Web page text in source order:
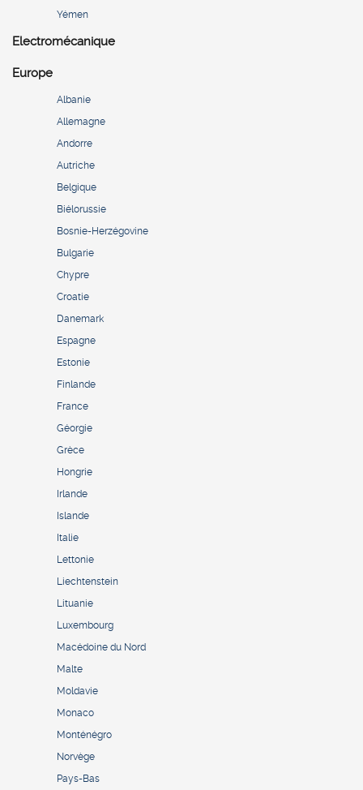
Yémen
Electromécanique
Europe
Albanie
Allemagne
Andorre
Autriche
Belgique
Biélorussie
Bosnie-Herzégovine
Bulgarie
Chypre
Croatie
Danemark
Espagne
Estonie
Finlande
France
Géorgie
Grèce
Hongrie
Irlande
Islande
Italie
Lettonie
Liechtenstein
Lituanie
Luxembourg
Macédoine du Nord
Malte
Moldavie
Monaco
Monténégro
Norvège
Pays-Bas